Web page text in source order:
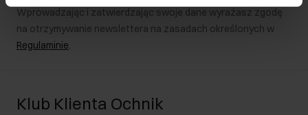
Wprowadzając i zatwierdzając swoje dane wyrażasz zgodę
na otrzymywanie newslettera na zasadach określonych w
Regulaminie.
Klub Klienta Ochnik